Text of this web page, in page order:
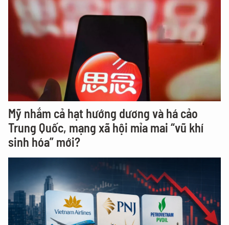
Mỹ nhắm cả hạt hướng dương và há cảo
Trung Quốc, mạng xã hội mỉa mai “vũ khí
sinh hóa” mới?